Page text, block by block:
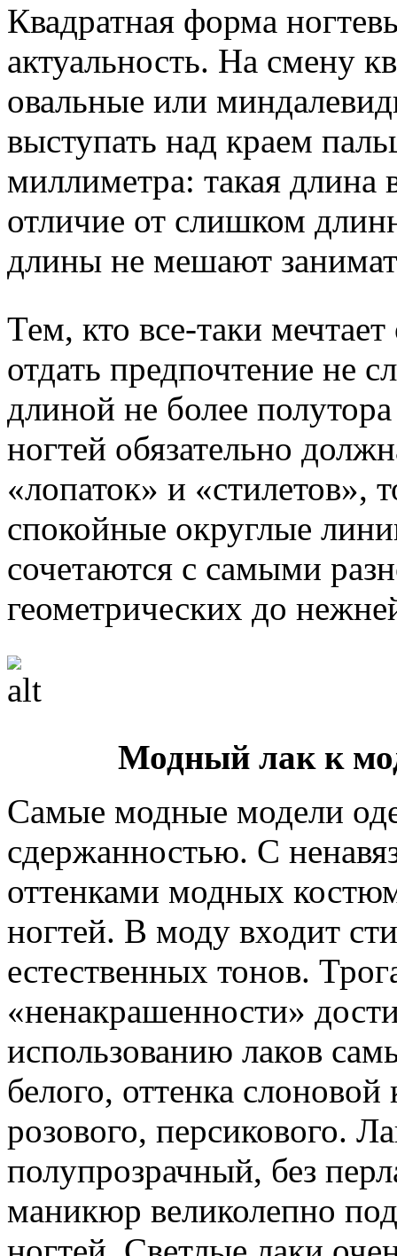
Квадратная форма
актуальность. На смену
овальные или
выступать над краем
миллиметра: такая длина
отличие от слишком
длины не мешают
Тем, кто все-таки
отдать предпочтение не
длиной не более
ногтей обязательно
«лопаток» и «стилетов»,
спокойные округлые
сочетаются с самыми
геометрических до
Модный лак к
Самые модные модели
сдержанностью. С
оттенками модных
ногтей. В моду входит
естественных тонов.
«ненакрашенности»
использованию лаков
белого, оттенка
розового, персикового.
полупрозрачный, без
маникюр великолепно